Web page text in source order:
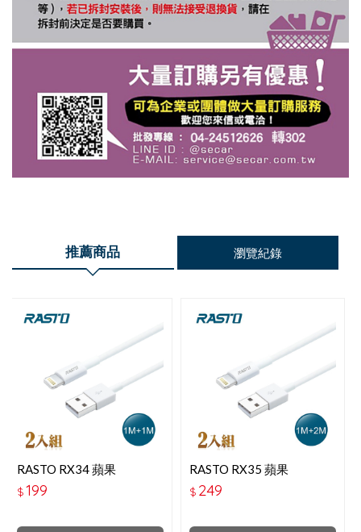
推薦商品 瀏覽紀錄
RASTO RX34 蘋果
LIGHTNING 充電傳輸線雙
入組1M＋1M
$199
RASTO RX35 蘋果
LIGHTNING 充電傳輸線雙
入組1M＋2M
$ 249